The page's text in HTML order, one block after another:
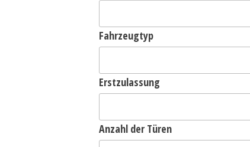
Fahrzeugtyp
Erstzulassung
Anzahl der Türen